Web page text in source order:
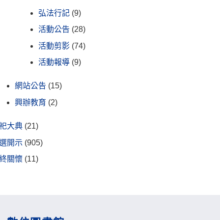
弘法行記 (9)
活動公告 (28)
活動剪影 (74)
活動報導 (9)
網站公告 (15)
興辦教育 (2)
大典 (21)
開示 (905)
關懷 (11)